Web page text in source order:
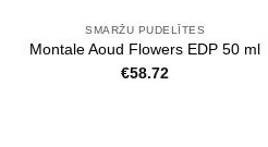
SMARŽU PUDELĪTES
Montale Aoud Flowers EDP 50 ml
€58.72